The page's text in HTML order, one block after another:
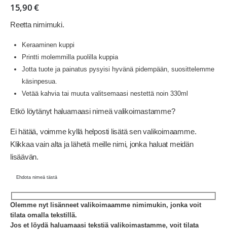
15,90€
Reetta nimimuki.
Keraaminen kuppi
Printti molemmilla puolilla kuppia
Jotta tuote ja painatus pysyisi hyvänä pidempään, suosittelemme
käsinpesua.
Vetää kahvia tai muuta valitsemaasi nestettä noin 330ml
Etkö löytänyt haluamaasi nimeä valikoimastamme?
Ei hätää, voimme kyllä helposti lisätä sen valikoimaamme.
Klikkaa vain alta ja lähetä meille nimi, jonka haluat meidän
lisäävän.
Ehdota nimeä tästä
Olemme nyt lisänneet valikoimaamme nimimukin, jonka voit
tilata omalla tekstillä.
Jos et löydä haluamaasi tekstiä valikoimastamme, voit tilata